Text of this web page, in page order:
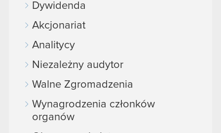
Dywidenda
Akcjonariat
Analitycy
Niezależny audytor
Walne Zgromadzenia
Wynagrodzenia członków
organów